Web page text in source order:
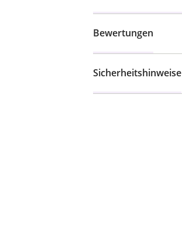
Bewertungen
Sicherheitshinweise